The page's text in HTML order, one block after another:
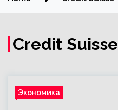
Credit Suisse
Экономика